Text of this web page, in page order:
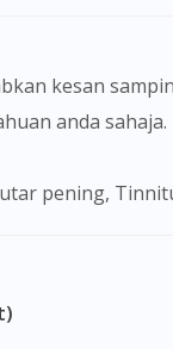
kesan
anda sahaja.
pening,